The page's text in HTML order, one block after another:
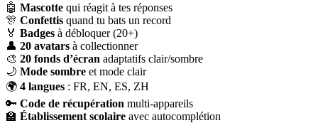
🤖 Mascotte qui réagit à tes réponses
🎊 Confettis quand tu bats un record
🏅 Badges à débloquer (20+)
👤 20 avatars à collectionner
🎨 20 fonds d’écran adaptatifs clair/sombre
🌙 Mode sombre et mode clair
🌍 4 langues : FR, EN, ES, ZH
🔑 Code de récupération multi-appareils
🏫 Établissement scolaire avec autocomplétion